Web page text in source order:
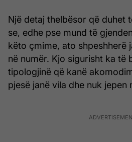
Një detaj thelbësor që duhet
se, edhe pse mund të
këto çmime, ato shpeshherë
në numër. Kjo sigurisht ka të
tipologjinë që kanë
pjesë janë vila dhe nuk jepen